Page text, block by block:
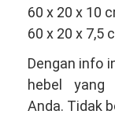
60 x 20 x 10
60 x 20 x 7,5
Dengan info
hebel yang
Anda. Tidak